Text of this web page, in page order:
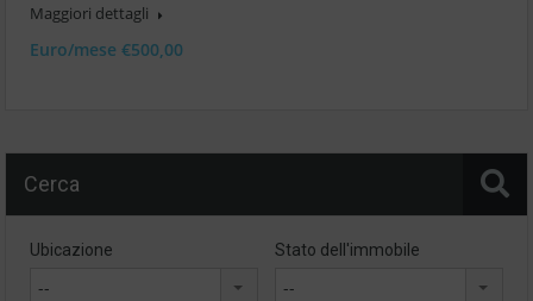
Maggiori dettagli
Euro/mese €500,00
Cerca
Ubicazione
--
Stato dell'immobile
--